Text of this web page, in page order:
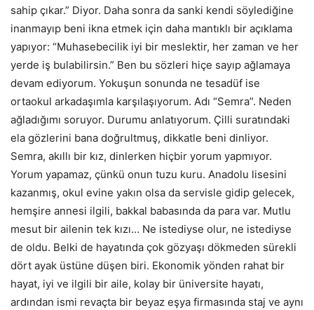
sahip çıkar.” Diyor. Daha sonra da sanki kendi söylediğine
inanmayıp beni ikna etmek için daha mantıklı bir açıklama
yapıyor: “Muhasebecilik iyi bir meslektir, her zaman ve her
yerde iş bulabilirsin.” Ben bu sözleri hiçe sayıp ağlamaya
devam ediyorum. Yokuşun sonunda ne tesadüf ise
ortaokul arkadaşımla karşılaşıyorum. Adı “Semra”. Neden
ağladığımı soruyor. Durumu anlatıyorum. Çilli suratındaki
ela gözlerini bana doğrultmuş, dikkatle beni dinliyor.
Semra, akıllı bir kız, dinlerken hiçbir yorum yapmıyor.
Yorum yapamaz, çünkü onun tuzu kuru. Anadolu lisesini
kazanmış, okul evine yakın olsa da servisle gidip gelecek,
hemşire annesi ilgili, bakkal babasında da para var. Mutlu
mesut bir ailenin tek kızı… Ne istediyse olur, ne istediyse
de oldu. Belki de hayatında çok gözyaşı dökmeden sürekli
dört ayak üstüne düşen biri. Ekonomik yönden rahat bir
hayat, iyi ve ilgili bir aile, kolay bir üniversite hayatı,
ardından ismi revaçta bir beyaz eşya firmasında staj ve aynı